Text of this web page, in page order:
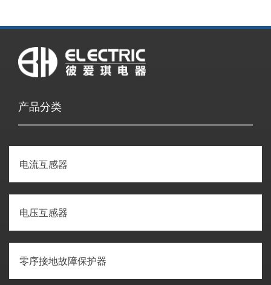
产品分类
电流互感器
电压互感器
零序接地故障保护器